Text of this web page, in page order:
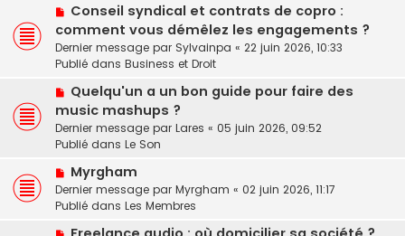
s
a
g
e
a
u
m
e
s
a
g
e
N
o
u
v
a
u
m
e
s
a
g
Conseil syndical et contrats de copro :
comment vous démêlez les engagements ?
Dernier message par Sylvainpa « 22 juin 2026, 10:33
Publié dans Business et Droit
N
o
u
v
a
u
m
Quelqu'un a un bon guide pour faire des
music mashups ?
Dernier message par Lares « 05 juin 2026, 09:52
Publié dans Le Son
N
o
u
Myrgham
Dernier message par Myrgham « 02 juin 2026, 11:17
Publié dans Les Membres
N